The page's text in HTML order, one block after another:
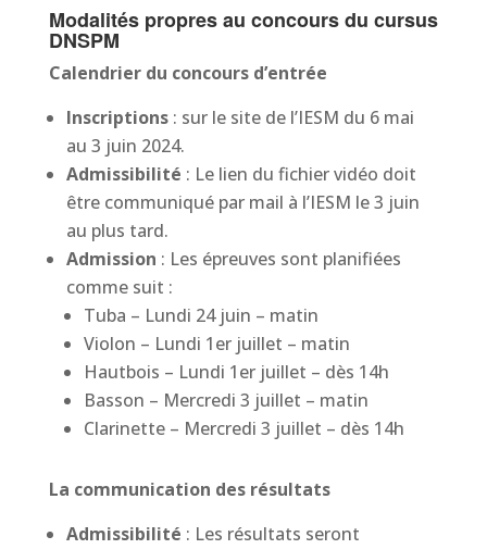
Modalités propres au concours du cursus
DNSPM
Calendrier du concours d’entrée
Inscriptions: sur le site de l’IESM du 6 mai
au 3 juin 2024.
Admissibilité : Le lien du fichier vidéo doit
être communiqué par mail à l’IESM le 3 juin
au plus tard.
Admission : Les épreuves sont planifiées
comme suit :
Tuba – Lundi 24 juin – matin
Violon – Lundi 1er juillet – matin
Hautbois – Lundi 1er juillet – dès 14h
Basson – Mercredi 3 juillet – matin
Clarinette – Mercredi 3 juillet – dès 14h
La communication des résultats
Admissibilité : Les résultats seront